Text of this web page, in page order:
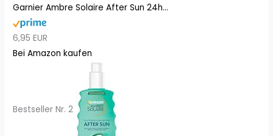
Garnier Ambre Solaire After Sun 24h...
6,95 EUR
Bei Amazon kaufen
Bestseller Nr. 2